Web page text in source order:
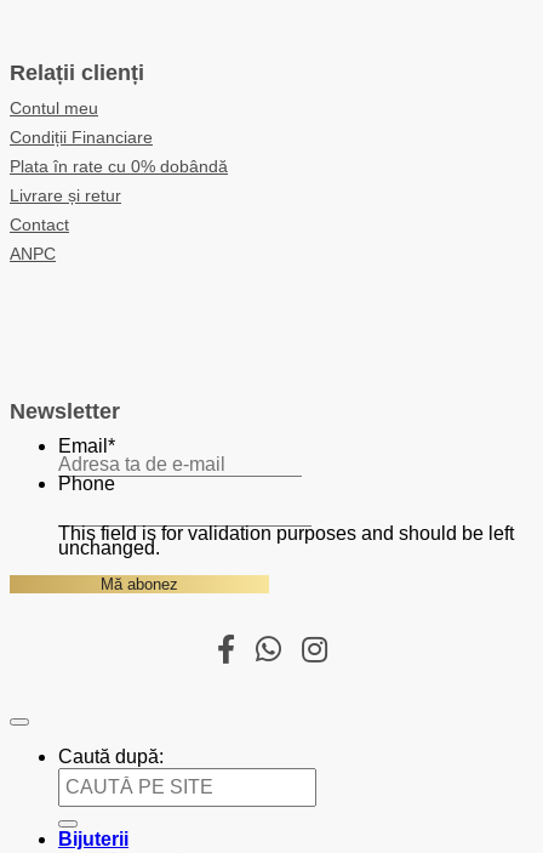
Relații clienți
Contul meu
Condiții Financiare
Plata în rate cu 0% dobândă
Livrare și retur
Contact
ANPC
Newsletter
Email *
Phone
This field is for validation purposes and should be left
unchanged.
Caută după:
Bijuterii